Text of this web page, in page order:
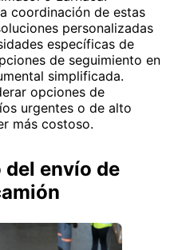
coordinación de estas
personalizadas
específicas de
de seguimiento en
simplificada.
opciones de
urgentes o de alto
más costoso.
envío de